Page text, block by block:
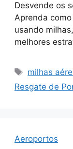
Desvende os
Aprenda
usando
melhores
Tags
milhas
Resgate de
Aeroportos